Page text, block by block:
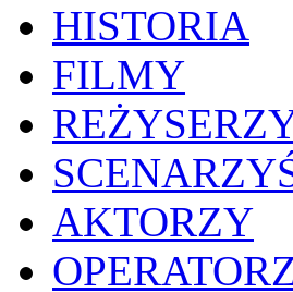
HISTORIA
FILMY
AKTORZY